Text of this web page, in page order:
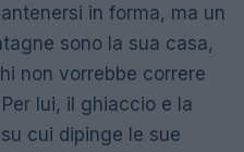
in forma, ma un
sono la sua casa,
non vorrebbe correre
lui, il ghiaccio e la
cui dipinge le sue